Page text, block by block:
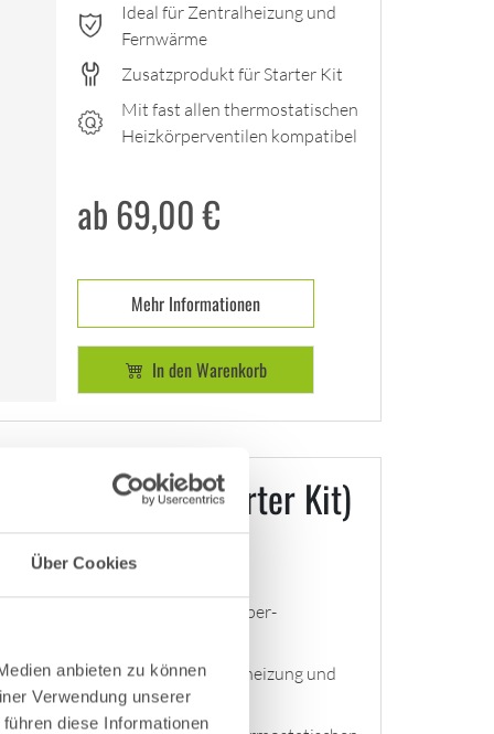
Über Cookies
anbieten zu können
Verwendung unserer
diese Informationen
Ideal für Zentralheizung und
Fernwärme
Zusatzprodukt für Starter Kit
Mit fast allen thermostatischen
Heizkörperventilen kompatibel
ab 69,00€
Mehr Informationen
In den Warenkorb
tado V3 (Starter Kit)
+ 2er Pack
Smartes Heizkörper-
Ideal für Zentralheizung und
Fernwärme